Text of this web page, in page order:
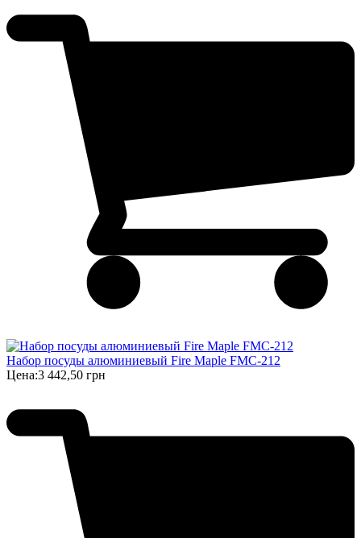
Набор посуды алюминиевый Fire Maple FMC-212
Цена:3 442,50 грн